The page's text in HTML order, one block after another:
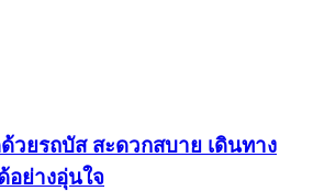
วยรถบัส สะดวกสบาย เดินทาง
อย่างอุ่นใจ